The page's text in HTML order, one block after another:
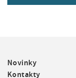
F
o
Novinky
Kontakty